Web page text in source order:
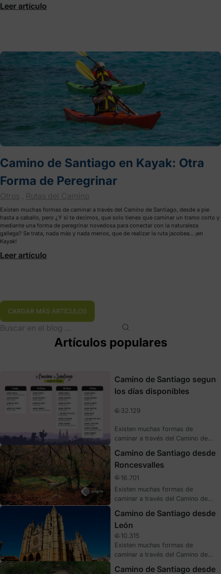
Leer artículo
Camino de Santiago en Kayak: Otra
Forma de Peregrinar
Otros Rutas del Camino
Existen muchas formas de caminar a través del Camino de Santiago, desde a pie
hasta a caballo, pero ¿Y si te decimos, que solo tienes que caminar un tramo corto y
mediante una forma de peregrinar novedosa para conectar con la naturaleza
gallega? Se trata, nada más y nada menos, que de realizar la ruta jacobea… ¡en
Kayak!
Leer artículo
CARGAR MÁS ARTÍCULOS
Artículos populares
Camino de Santiago segun
los días disponibles
32.129
Existen muchas formas de
caminar a través del Camino de
caballo, pero ¿Y si te decimos,
que solo tienes que caminar un
tramo corto y mediante una forma
de peregrinar novedosa para
conectar con la naturaleza
nada menos, que de realizar la
ruta jacobea… ¡en Kayak!
Camino de Santiago desde
Roncesvalles
16.701
Existen muchas formas de
caminar a través del Camino de
caballo, pero ¿Y si te decimos,
que solo tienes que caminar un
tramo corto y mediante una forma
de peregrinar novedosa para
conectar con la naturaleza
gallega? Se trata, nada más y
Camino de Santiago desde
León
10.315
Existen muchas formas de
caminar a través del Camino de
Camino de Santiago desde